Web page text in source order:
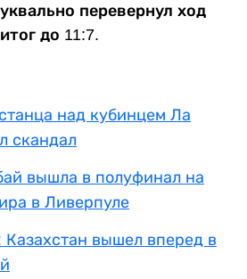
перевернул ход
до 11:7.
над кубинцем Ла
скандал
вышла в полуфинал на
в Ливерпуле
Казахстан вышел вперед в